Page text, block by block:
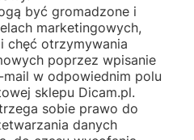
być gromadzone i
marketingowych,
chęć otrzymywania
poprzez wpisanie
w odpowiednim polu
sklepu Dicam.pl.
sobie prawo do
danych